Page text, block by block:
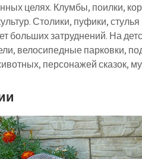
целях. Клумбы, поилки,
Столики, пуфики,
больших затруднений. На
велосипедные парковки,
персонажей сказок,